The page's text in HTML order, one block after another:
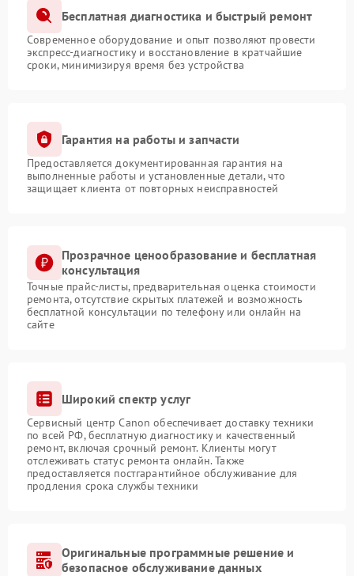
Бесплатная диагностика и быстрый ремонт
Современное оборудование и опыт позволяют провести
экспресс-диагностику и восстановление в кратчайшие
сроки, минимизируя время без устройства
Гарантия на работы и запчасти
Предоставляется документированная гарантия на
выполненные работы и установленные детали, что
защищает клиента от повторных неисправностей
Прозрачное ценообразование и бесплатная
консультация
Точные прайс-листы, предварительная оценка стоимости
ремонта, отсутствие скрытых платежей и возможность
бесплатной консультации по телефону или онлайн на
сайте
Широкий спектр услуг
Сервисный центр Canon обеспечивает доставку техники
по всей РФ, бесплатную диагностику и качественный
ремонт, включая срочный ремонт. Клиенты могут
отслеживать статус ремонта онлайн. Также
предоставляется постгарантийное обслуживание для
продления срока службы техники
Оригинальные программные решение и
безопасное обслуживание данных